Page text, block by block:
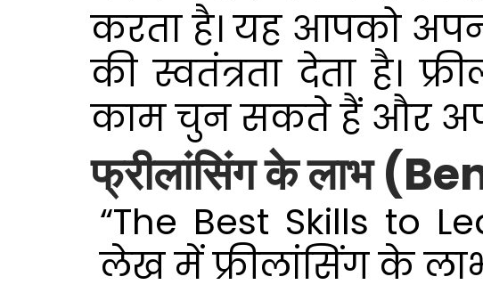
2
करता है। यह आपको
की स्वतंत्रता देता है।
काम चुन सकते हैं और
फ्रीलांसिंग के लाभ
“The Best Skills to
लेख में फ्रीलांसिंग के